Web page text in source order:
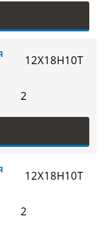
12Х18Н10Т
2
12Х18Н10Т
2